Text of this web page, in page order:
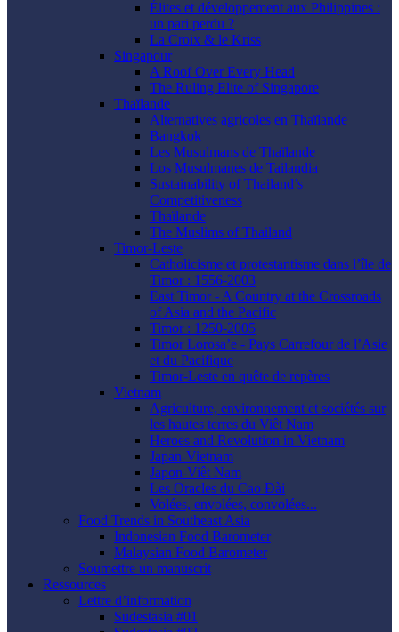
Élites et développement aux Philippines :
un pari perdu ?
La Croix & le Kriss
Singapour
A Roof Over Every Head
The Ruling Elite of Singapore
Thaïlande
Alternatives agricoles en Thaïlande
Bangkok
Les Musulmans de Thaïlande
Los Musulmanes de Tailandia
Sustainability of Thailand’s
Competitiveness
Thaïlande
The Muslims of Thailand
Timor-Leste
Catholicisme et protestantisme dans l’île de
Timor : 1556-2003
East Timor - A Country at the Crossroads
of Asia and the Pacific
Timor : 1250-2005
Timor Lorosa’e - Pays Carrefour de l’Asie
et du Pacifique
Timor-Leste en quête de repères
Vietnam
Agriculture, environnement et sociétés sur
les hautes terres du Viêt Nam
Heroes and Revolution in Vietnam
Japan-Vietnam
Japon-Viêt Nam
Les Oracles du Cao Ðài
Volées, envolées, convolées...
Food Trends in Southeast Asia
Indonesian Food Barometer
Malaysian Food Barometer
Soumettre un manuscrit
Ressources
Lettre d’information
Sudestasia #01